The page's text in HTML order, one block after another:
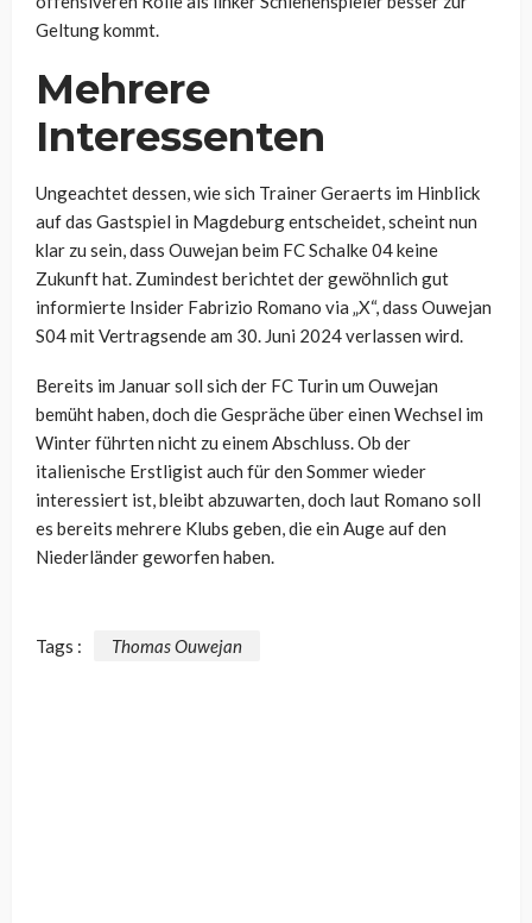
Geltung kommt.
Mehrere
Interessenten
Ungeachtet dessen, wie sich Trainer Geraerts im Hinblick
auf das Gastspiel in Magdeburg entscheidet, scheint nun
klar zu sein, dass Ouwejan beim FC Schalke 04 keine
Zukunft hat. Zumindest berichtet der gewöhnlich gut
informierte Insider Fabrizio Romano via „X“, dass Ouwejan
S04 mit Vertragsende am 30. Juni 2024 verlassen wird.
Bereits im Januar soll sich der FC Turin um Ouwejan
bemüht haben, doch die Gespräche über einen Wechsel im
Winter führten nicht zu einem Abschluss. Ob der
italienische Erstligist auch für den Sommer wieder
interessiert ist, bleibt abzuwarten, doch laut Romano soll
es bereits mehrere Klubs geben, die ein Auge auf den
Niederländer geworfen haben.
Tags : Thomas Ouwejan